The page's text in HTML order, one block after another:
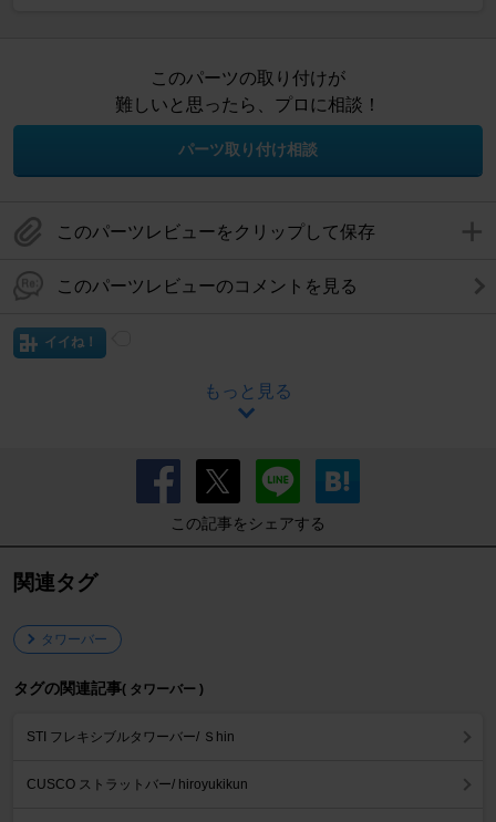
このパーツの取り付けが
難しいと思ったら、プロに相談！
パーツ取り付け相談
このパーツレビューをクリップして保存
このパーツレビューのコメントを見る
イイね！
もっと見る
この記事をシェアする
関連タグ
タワーバー
タグの関連記事( タワーバー )
STI フレキシブルタワーバー/ Ｓhin
CUSCO ストラットバー/ hiroyukikun